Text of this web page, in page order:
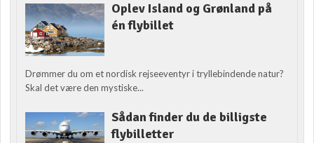
Oplev Island og Grønland på
én flybillet
Drømmer du om et nordisk rejseeventyr i tryllebindende natur?
Skal det være den mystiske...
Sådan finder du de billigste
flybilletter